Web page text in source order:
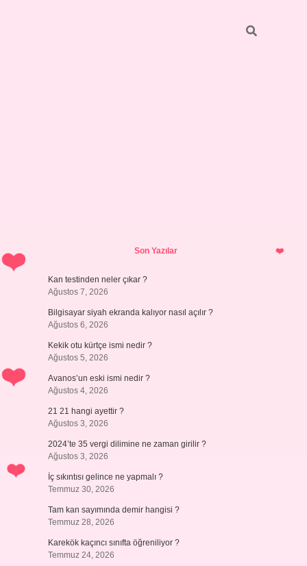
SidebarSon Yazılar
Kan testinden neler çıkar ?
Ağustos 7, 2026
Bilgisayar siyah ekranda kalıyor nasıl açılır ?
Ağustos 6, 2026
Kekik otu kürtçe ismi nedir ?
Ağustos 5, 2026
Avanos’un eski ismi nedir ?
Ağustos 4, 2026
21 21 hangi ayettir ?
Ağustos 3, 2026
2024’te 35 vergi dilimine ne zaman girilir ?
Ağustos 3, 2026
İç sıkıntısı gelince ne yapmalı ?
Temmuz 30, 2026
Tam kan sayımında demir hangisi ?
Temmuz 28, 2026
Karekök kaçıncı sınıfta öğreniliyor ?
Temmuz 24, 2026